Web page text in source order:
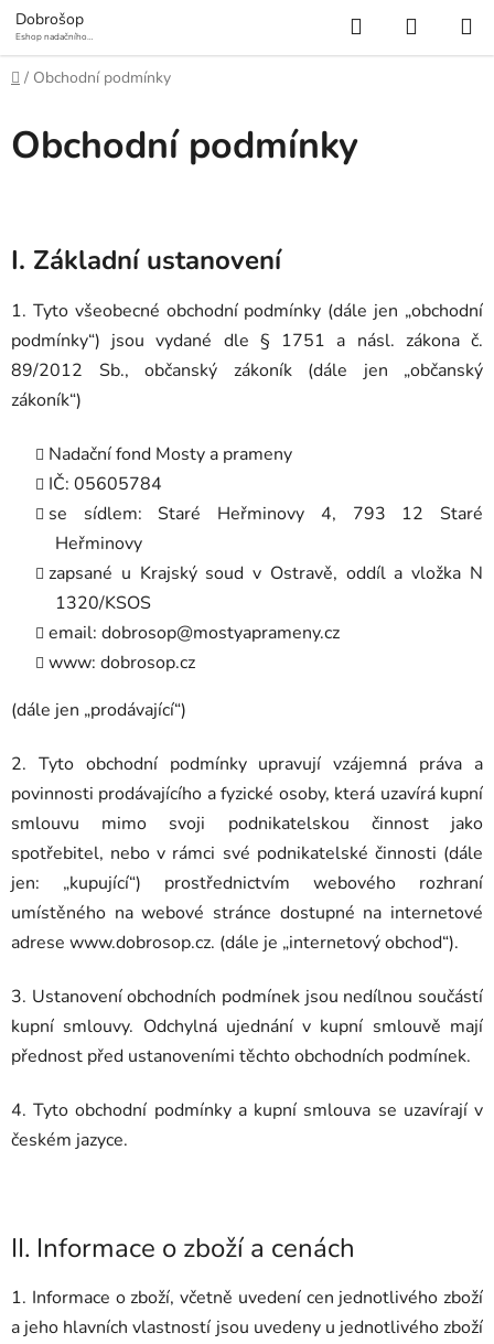
Přejít
na
obsah
Dobrošop
Eshop nadačního
prameny
Hledat
KOŠÍK
Domů
/ Obchodní podmínky
Obchodní podmínky
I. Základní ustanovení
1. Tyto všeobecné obchodní podmínky (dále jen „obchodní
podmínky“) jsou vydané dle § 1751 a násl. zákona č.
89/2012 Sb., občanský zákoník (dále jen „občanský
zákoník“)
Nadační fond Mosty a prameny
IČ: 05605784
se sídlem: Staré Heřminovy 4, 793 12 Staré
Heřminovy
zapsané u Krajský soud v Ostravě, oddíl a vložka N
1320/KSOS
email: dobrosop@mostyaprameny.cz
www: dobrosop.cz
(dále jen „prodávající“)
2. Tyto obchodní podmínky upravují vzájemná práva a
povinnosti prodávajícího a fyzické osoby, která uzavírá kupní
smlouvu mimo svoji podnikatelskou činnost jako
spotřebitel, nebo v rámci své podnikatelské činnosti (dále
jen: „kupující“) prostřednictvím webového rozhraní
umístěného na webové stránce dostupné na internetové
adrese www.dobrosop.cz. (dále je „internetový obchod“).
3. Ustanovení obchodních podmínek jsou nedílnou součástí
kupní smlouvy. Odchylná ujednání v kupní smlouvě mají
přednost před ustanoveními těchto obchodních podmínek.
4. Tyto obchodní podmínky a kupní smlouva se uzavírají v
českém jazyce.
II. Informace o zboží a cenách
1. Informace o zboží, včetně uvedení cen jednotlivého zboží
a jeho hlavních vlastností jsou uvedeny u jednotlivého zboží